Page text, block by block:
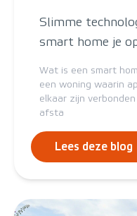
Slimme
smart home je
Wat is een smart
een woning waarin
elkaar zijn
afsta
Lees deze blog